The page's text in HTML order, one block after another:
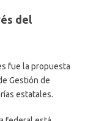
del
fue la propuesta
Gestión de
estatales.